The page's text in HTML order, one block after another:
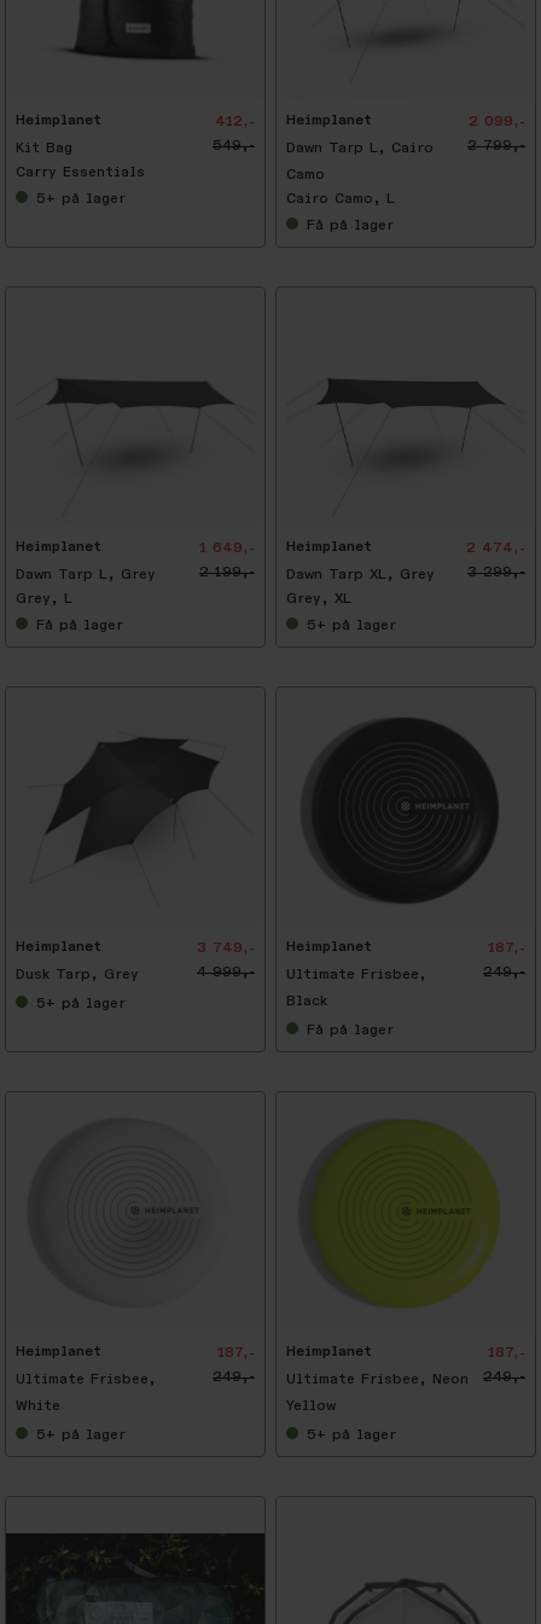
Heimplanet
Kit Bag
412,-
549,-
Carry Essentials
5+ på lager
Heimplanet
Dawn Tarp L, Cairo
Camo
2 099,-
2 799,-
Cairo Camo, L
Få på lager
Heimplanet
Dawn Tarp L, Grey
1 649,-
2 199,-
Grey, L
Få på lager
Heimplanet
Dawn Tarp XL, Grey
2 474,-
3 299,-
Grey, XL
5+ på lager
Heimplanet
Dusk Tarp, Grey
3 749,-
4 999,-
5+ på lager
Heimplanet
Ultimate Frisbee,
Black
187,-
249,-
Få på lager
Heimplanet
Ultimate Frisbee,
White
187,-
249,-
5+ på lager
Heimplanet
Ultimate Frisbee, Neon
Yellow
187,-
249,-
5+ på lager